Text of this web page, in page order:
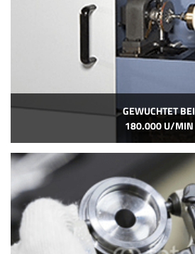
GEWUCHTET BEI
180.000 U/MIN